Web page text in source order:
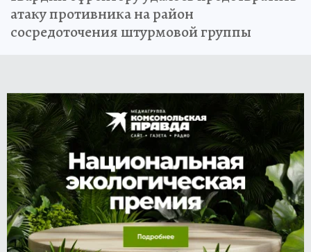
атаку противника на район
сосредоточения штурмовой группы